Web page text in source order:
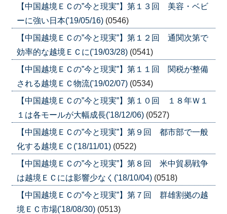
【中国越境ＥＣの”今と現実”】第１３回 美容・ベビ
ーに強い日本('19/05/16) (0546)
【中国越境ＥＣの”今と現実”】第１２回 通関次第で
効率的な越境ＥＣに('19/03/28) (0541)
【中国越境ＥＣの”今と現実”】第１１回 関税が整備
される越境ＥＣ物流('19/02/07) (0534)
【中国越境ＥＣの”今と現実”】第１０回 １８年Ｗ１
１は各モールが大幅成長('18/12/06) (0527)
【中国越境ＥＣの”今と現実”】第９回 都市部で一般
化する越境ＥＣ('18/11/01) (0522)
【中国越境ＥＣの”今と現実”】第８回 米中貿易戦争
は越境ＥＣには影響少なく('18/10/04) (0518)
【中国越境ＥＣの”今と現実”】第７回 群雄割拠の越
境ＥＣ市場('18/08/30) (0513)